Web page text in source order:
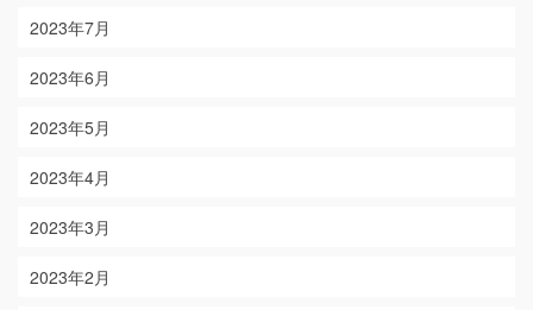
2023年7月
2023年6月
2023年5月
2023年4月
2023年3月
2023年2月